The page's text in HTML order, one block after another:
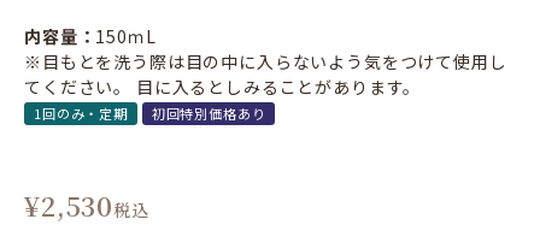
内容量： 150ｍL
※目もとを洗う際は目の中に入らないよう気をつけて使用し
てください。 目に入るとしみることがあります。
1回のみ・定期 初回特別価格あり
¥2,530税込